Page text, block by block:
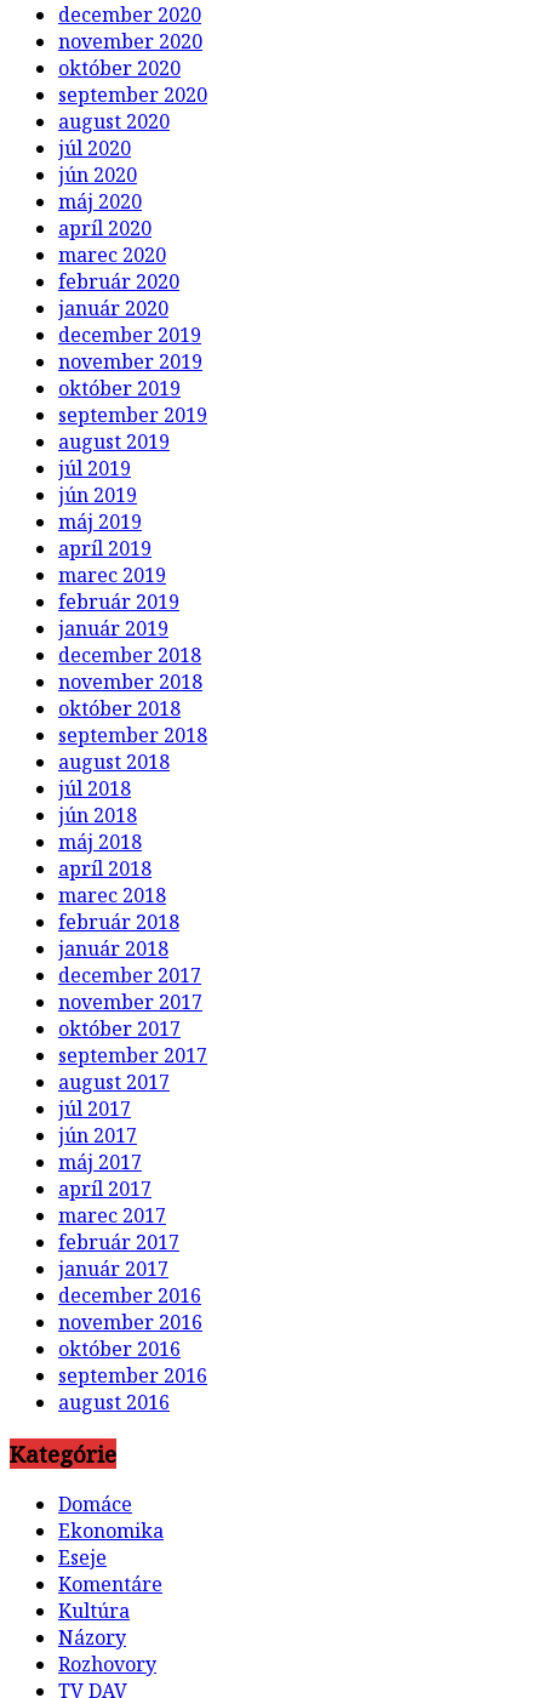
december 2020
november 2020
október 2020
september 2020
august 2020
júl 2020
jún 2020
máj 2020
apríl 2020
marec 2020
február 2020
január 2020
december 2019
november 2019
október 2019
september 2019
august 2019
júl 2019
jún 2019
máj 2019
apríl 2019
marec 2019
február 2019
január 2019
december 2018
november 2018
október 2018
september 2018
august 2018
júl 2018
jún 2018
máj 2018
apríl 2018
marec 2018
február 2018
január 2018
december 2017
november 2017
október 2017
september 2017
august 2017
júl 2017
jún 2017
máj 2017
apríl 2017
marec 2017
február 2017
január 2017
december 2016
november 2016
október 2016
september 2016
august 2016
Kategórie
Domáce
Ekonomika
Eseje
Komentáre
Kultúra
Názory
Rozhovory
TV DAV